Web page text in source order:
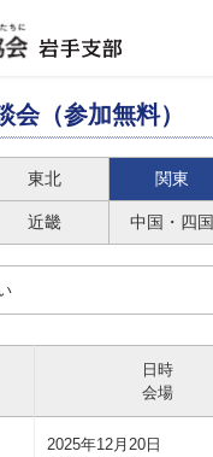
（参加無料）
東北 関東
近畿 中国・四国
日時
会場
2025年12月20日